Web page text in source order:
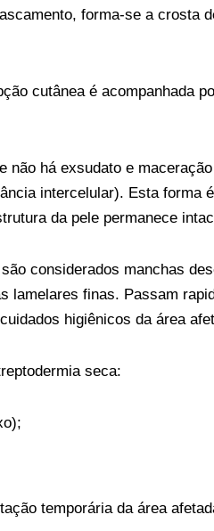
forma-se a crosta
cutânea é acompanhada
não há exsudato e
intercelular). Esta forma
da pele permanece
considerados manchas
lamelares finas. Passam
higiênicos da área
seca:
temporária da área